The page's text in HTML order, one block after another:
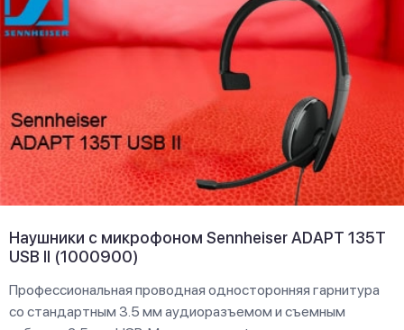
Наушники с микрофоном Sennheiser ADAPT 135T
USB II (1000900)
Профессиональная проводная односторонняя гарнитура
со стандартным 3.5 мм аудиоразъемом и съемным